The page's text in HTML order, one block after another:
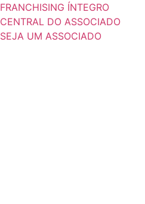
FRANCHISING ÍNTEGRO
CENTRAL DO ASSOCIADO
SEJA UM ASSOCIADO